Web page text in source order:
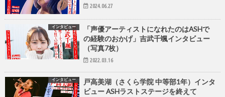
2024.06.27
インタビュー
「声優アーティストになれたのはASHで
の経験のおかげ」吉武千颯インタビュー
（写真7枚）
2022.03.16
インタビュー
戸高美湖（さくら学院 中等部1年）インタ
ビュー ASHラストステージを終えて